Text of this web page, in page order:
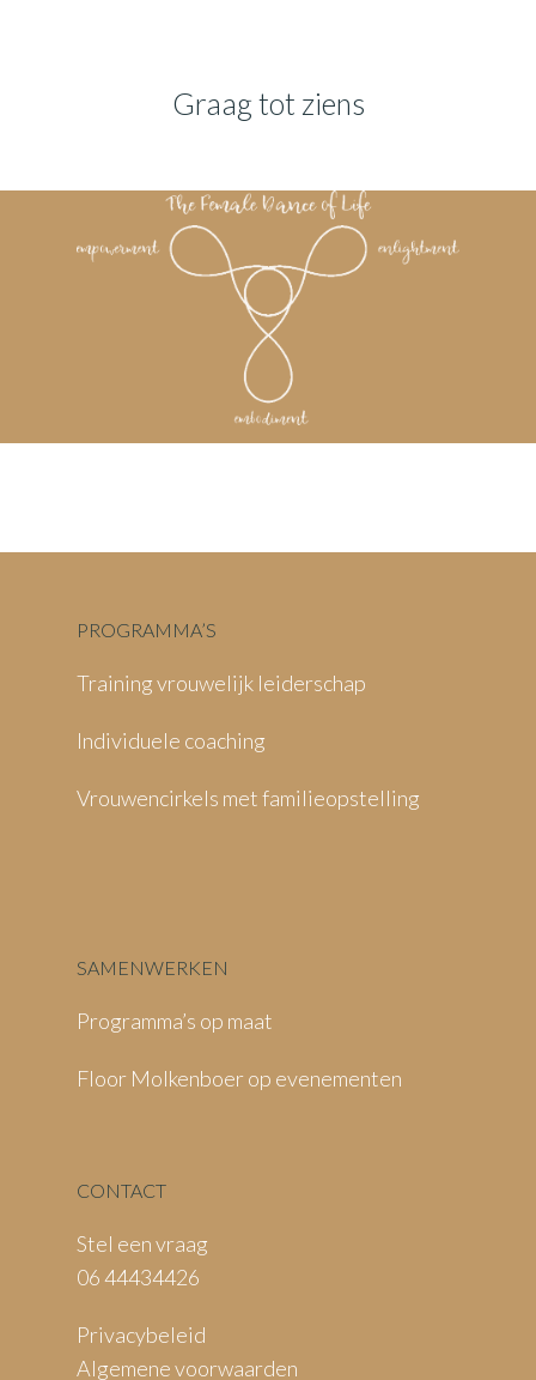
Graag tot ziens
PROGRAMMA’S
Training vrouwelijk leiderschap
Individuele coaching
Vrouwencirkels met familieopstelling
SAMENWERKEN
Programma’s op maat
Floor Molkenboer op evenementen
CONTACT
Stel een vraag
06 44434426
Privacybeleid
Algemene voorwaarden